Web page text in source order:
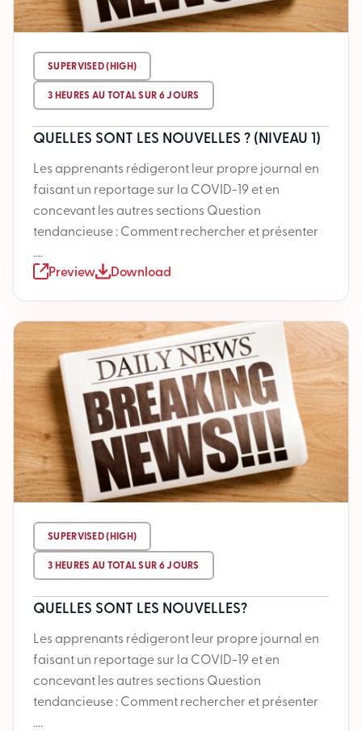
SUPERVISED (HIGH)
3 HEURES AU TOTAL SUR 6 JOURS
QUELLES SONT LES NOUVELLES ? (NIVEAU 1)
Les apprenants rédigeront leur propre journal en
faisant un reportage sur la COVID-19 et en
concevant les autres sections Question
tendancieuse : Comment rechercher et présenter
....
Preview Download
SUPERVISED (HIGH)
3 HEURES AU TOTAL SUR 6 JOURS
QUELLES SONT LES NOUVELLES?
Les apprenants rédigeront leur propre journal en
faisant un reportage sur la COVID-19 et en
concevant les autres sections Question
tendancieuse : Comment rechercher et présenter
....